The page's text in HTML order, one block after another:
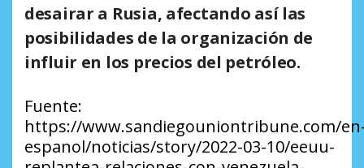
desairar a Rusia, afectando así las
posibilidades de la organización de
influir en los precios del petróleo.
Fuente:
https://www.sandiegouniontribune.com/
espanol/noticias/story/2022-03-10/eeuu-